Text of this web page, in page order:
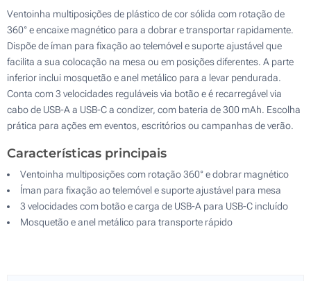
Ventoinha multiposições de plástico de cor sólida com rotação de
360° e encaixe magnético para a dobrar e transportar rapidamente.
Dispõe de íman para fixação ao telemóvel e suporte ajustável que
facilita a sua colocação na mesa ou em posições diferentes. A parte
inferior inclui mosquetão e anel metálico para a levar pendurada.
Conta com 3 velocidades reguláveis via botão e é recarregável via
cabo de USB-A a USB-C a condizer, com bateria de 300 mAh. Escolha
prática para ações em eventos, escritórios ou campanhas de verão.
Características principais
Ventoinha multiposições com rotação 360° e dobrar magnético
Íman para fixação ao telemóvel e suporte ajustável para mesa
3 velocidades com botão e carga de USB-A para USB-C incluído
Mosquetão e anel metálico para transporte rápido